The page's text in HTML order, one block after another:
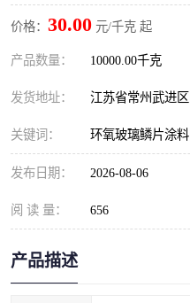
价格： 30.00 元/千克 起
产品数量： 10000.00千克
发货地址： 江苏省常州武进区
关键词： 环氧玻璃鳞片涂料
发布日期： 2026-08-06
阅 读 量： 656
产品描述